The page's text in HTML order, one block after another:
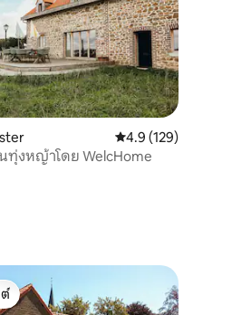
รีวิว
คะแนนเฉลี่ย 4.9 จาก
4.9 (129)
ทุ่งหญ้าโดย WelcHome
สุด
ต์